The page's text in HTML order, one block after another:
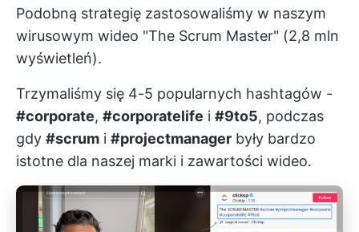
Podobną strategię zastosowaliśmy w naszym
wirusowym wideo "The Scrum Master" (2,8 mln
wyświetleń).
Trzymaliśmy się 4-5 popularnych hashtagów -
#corporate, #corporatelife i #9to5, podczas
gdy #scrum i #projectmanager były bardzo
istotne dla naszej marki i zawartości wideo.